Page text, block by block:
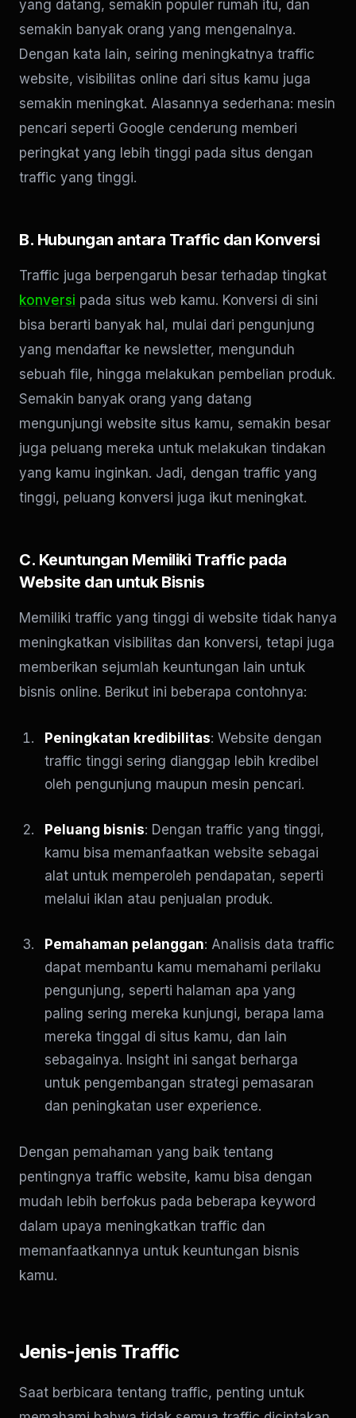
yang datang, semakin populer rumah itu, dan
semakin banyak orang yang mengenalnya.
Dengan kata lain, seiring meningkatnya traffic
website, visibilitas online dari situs kamu juga
semakin meningkat. Alasannya sederhana: mesin
pencari seperti Google cenderung memberi
peringkat yang lebih tinggi pada situs dengan
traffic yang tinggi.
B. Hubungan antara Traffic dan Konversi
Traffic juga berpengaruh besar terhadap tingkat
konversi pada situs web kamu. Konversi di sini
bisa berarti banyak hal, mulai dari pengunjung
yang mendaftar ke newsletter, mengunduh
sebuah file, hingga melakukan pembelian produk.
Semakin banyak orang yang datang
mengunjungi website situs kamu, semakin besar
juga peluang mereka untuk melakukan tindakan
yang kamu inginkan. Jadi, dengan traffic yang
tinggi, peluang konversi juga ikut meningkat.
C. Keuntungan Memiliki Traffic pada
Website dan untuk Bisnis
Memiliki traffic yang tinggi di website tidak hanya
meningkatkan visibilitas dan konversi, tetapi juga
memberikan sejumlah keuntungan lain untuk
bisnis online. Berikut ini beberapa contohnya:
Peningkatan kredibilitas: Website dengan
traffic tinggi sering dianggap lebih kredibel
oleh pengunjung maupun mesin pencari.
Peluang bisnis: Dengan traffic yang tinggi,
kamu bisa memanfaatkan website sebagai
alat untuk memperoleh pendapatan, seperti
melalui iklan atau penjualan produk.
Pemahaman pelanggan: Analisis data traffic
dapat membantu kamu memahami perilaku
pengunjung, seperti halaman apa yang
paling sering mereka kunjungi, berapa lama
mereka tinggal di situs kamu, dan lain
sebagainya. Insight ini sangat berharga
untuk pengembangan strategi pemasaran
dan peningkatan user experience.
Dengan pemahaman yang baik tentang
pentingnya traffic website, kamu bisa dengan
mudah lebih berfokus pada beberapa keyword
dalam upaya meningkatkan traffic dan
memanfaatkannya untuk keuntungan bisnis
kamu.
Jenis-jenis Traffic
Saat berbicara tentang traffic, penting untuk